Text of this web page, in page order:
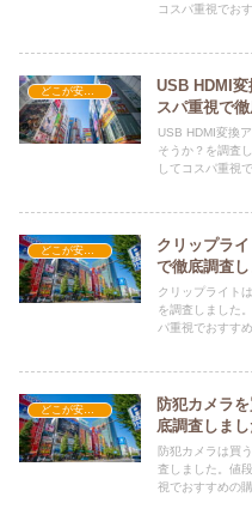
コスパ重視でお
どこが安い？-家電・OA機器
USB HDMI
スパ重視で
USB HDMI変換
そうか？を調査
してコスパ重視
どこが安い？-家電・OA機器
クリップラ
で徹底調査
クリップライト
を調査しました
パ重視でおすす
どこが安い？-家電・OA機器
防犯カメラ
底調査しまし
防犯カメラは買
査しました。値
視でおすすめの